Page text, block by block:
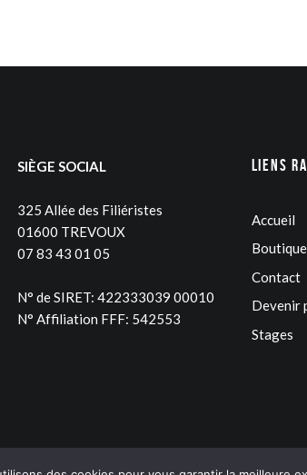
SIÈGE SOCIAL
325 Allée des Filiéristes
01600 TREVOUX
07 83 43 01 05
N° de SIRET: 422333039 00010
N° Affiliation FFF: 542553
Liens
Accueil
Boutique
Contact
Devenir
Stages